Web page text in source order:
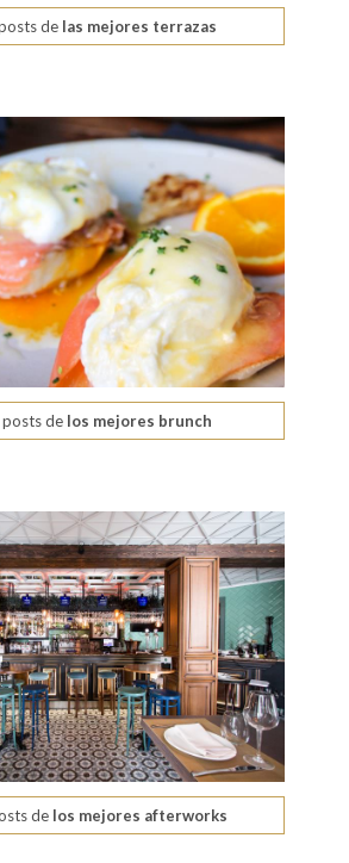
de las mejores terrazas
posts de los mejores brunch
delos mejores afterworks